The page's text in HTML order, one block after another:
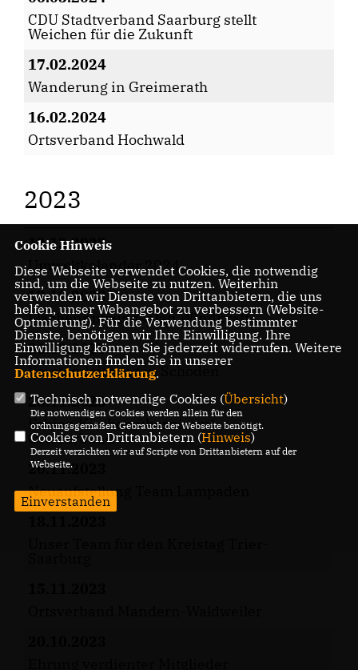
CDU Stadtverband Saarburg stellt
Weichen für die Zukunft
17.02.2024
Wanderung in Greimerath
16.02.2024
Ortsverband Hochwald
2023
12.12.2023
Umweltkalender 2024
12.12.2023
Flächennutzungsplan Windkraft
06.12.2023
Vorstandsitzung in Schoden
28.11.2023
Fabian Kirchen übernimmt
Ortsverband
20.11.2023
Neuaufstellung Team Lampaden
Cookie Hinweis
Diese Webseite verwendet Cookies, die notwendig
sind, um die Webseite zu nutzen. Weiterhin
verwenden wir Dienste von Drittanbietern, die uns
helfen, unser Webangebot zu verbessern (Website-
Optmierung). Für die Verwendung bestimmter
Dienste, benötigen wir Ihre Einwilligung. Ihre
Einwilligung können Sie jederzeit widerrufen. Weitere
Informationen finden Sie in unserer
Datenschutzerklärung.
Technisch notwendige Cookies (Übersicht)
Die notwendigen Cookies werden allein für den
ordnungsgemäßen Gebrauch der Webseite benötigt.
Cookies von Drittanbietern (Hinweis)
Derzeit verzichten wir auf Scripte von Drittanbietern auf der
Webseite.
Einverstanden